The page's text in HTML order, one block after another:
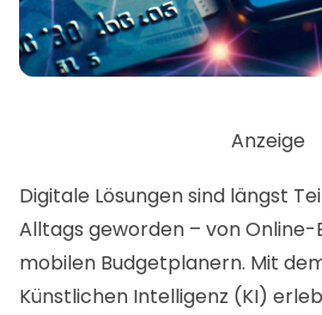
Anzeige
Digitale Lösungen sind längst
Alltags geworden – von Online-
mobilen Budgetplanern. Mit
Künstlichen Intelligenz (KI)